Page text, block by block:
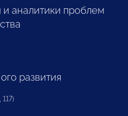
и аналитики проблем
развития